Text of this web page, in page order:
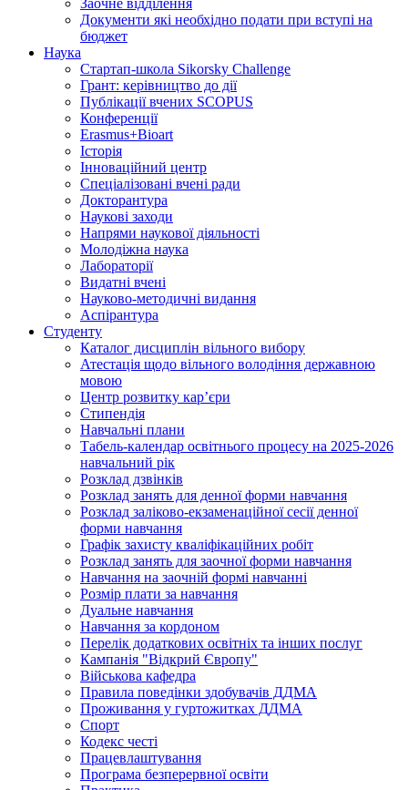
Документи які необхідно подати при вступі на
бюджет
Наука
Стартап-школа Sikorsky Challenge
Грант: керівництво до дії
Публікації вчених SCOPUS
Конференції
Erasmus+Bioart
Історія
Інноваційний центр
Спеціалізовані вчені ради
Докторантура
Наукові заходи
Напрями наукової діяльності
Молодіжна наука
Лабораторії
Видатні вчені
Науково-методичні видання
Аспірантура
Студенту
Каталог дисциплін вільного вибору
Атестація щодо вільного володіння державною
мовою
Центр розвитку кар’єри
Стипендія
Навчальні плани
Табель-календар освітнього процесу на 2025-2026
навчальний рік
Розклад дзвінків
Розклад занять для денної форми навчання
Розклад заліково-екзаменаційної сесії денної
форми навчання
Графік захисту кваліфікаційних робіт
Розклад занять для заочної форми навчання
Навчання на заочній формі навчанні
Розмір плати за навчання
Дуальне навчання
Навчання за кордоном
Перелік додаткових освітніх та інших послуг
Кампанія "Відкрий Європу"
Військова кафедра
Правила поведінки здобувачів ДДМА
Проживання у гуртожитках ДДМА
Спорт
Кодекс честі
Працевлаштування
Програма безперервної освіти